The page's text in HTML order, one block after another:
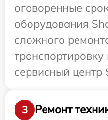
оговоренные
оборудования
сложного
сервисный центр
3 Ремонт